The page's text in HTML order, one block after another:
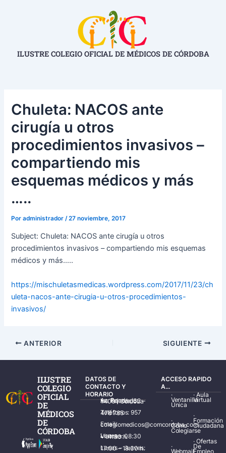
ILUSTRE COLEGIO OFICIAL DE MÉDICOS DE CÓRDOBA
Chuleta: NACOS ante
cirugía u otros
procedimientos invasivos –
compartiendo mis
esquemas médicos y más
…..
Poradministrador /27 noviembre, 2017
Subject: Chuleta: NACOS ante cirugía u otros
procedimientos invasivos – compartiendo mis esquemas
médicos y más…..
https://mischuletasmedicas.wordpress.com/2017/11/23/ch
uleta-nacos-ante-cirugia-u-otros-procedimientos-
invasivos/
ANTERIOR SIGUIENTE
ILUSTRE
COLEGIO
OFICIAL
DE
MÉDICOS
DE
CÓRDOBA
DATOS DE
CONTACTO Y
HORARIO
Av. Ronda de los Tejares, 32 – 14001 Córdoba
Teléfonos: 957 478 785
Email: colegiomedicos@comcordoba.com
Lunes – Viernes: 08:30 – 14:30 h.
Lunes – Jueves: 17:00 – 19:30 h.
ACCESO RAPIDO
A...
·
Ventanilla
Única
·
Cómo
Colegiarse
·
Webmail
·Aula
Virtual
·
Formación
Ciudadana
·Ofertas
De
Empleo